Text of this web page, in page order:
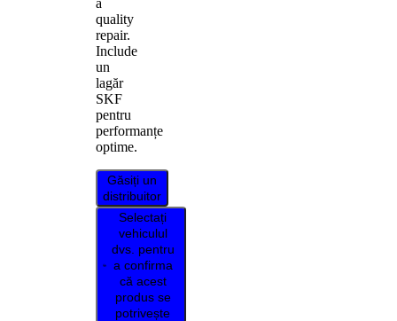
quality
repair.
Include
un
lagăr
SKF
pentru
performanțe
optime.
Găsiți un
distribuitor
Selectați
vehiculul
dvs. pentru
a confirma
că acest
produs se
potrivește